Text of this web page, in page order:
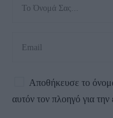
Αποθήκευσε το
αυτόν τον πλοηγό για